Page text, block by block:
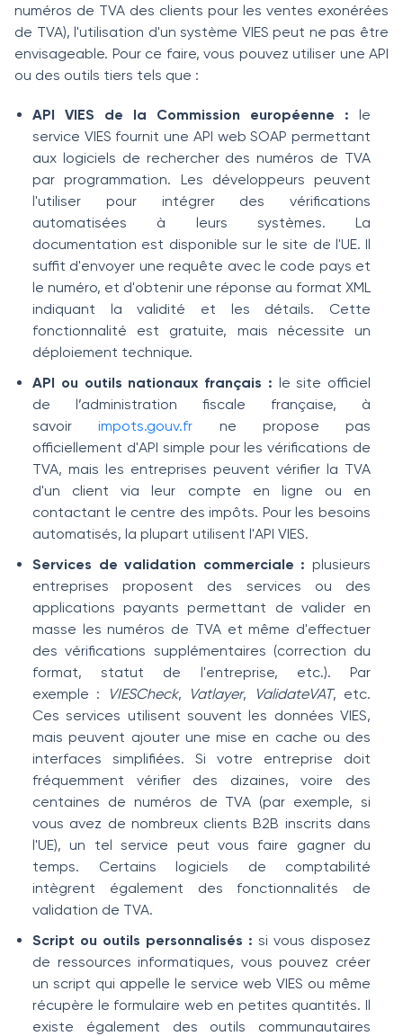
numéros de TVA des clients pour les ventes exonérées
de TVA), l'utilisation d'un système VIES peut ne pas être
envisageable. Pour ce faire, vous pouvez utiliser une API
ou des outils tiers tels que :
API VIES de la Commission européenne : le
service VIES fournit une API web SOAP permettant
aux logiciels de rechercher des numéros de TVA
par programmation. Les développeurs peuvent
l'utiliser pour intégrer des vérifications
automatisées à leurs systèmes. La
documentation est disponible sur le site de l'UE. Il
suffit d'envoyer une requête avec le code pays et
le numéro, et d'obtenir une réponse au format XML
indiquant la validité et les détails. Cette
fonctionnalité est gratuite, mais nécessite un
déploiement technique.
API ou outils nationaux français : le site officiel
de l’administration fiscale française, à
savoir
impots.gouv.fr ne propose pas
officiellement d'API simple pour les vérifications de
TVA, mais les entreprises peuvent vérifier la TVA
d'un client via leur compte en ligne ou en
contactant le centre des impôts. Pour les besoins
automatisés, la plupart utilisent l'API VIES.
Services de validation commerciale : plusieurs
entreprises proposent des services ou des
applications payants permettant de valider en
masse les numéros de TVA et même d'effectuer
des vérifications supplémentaires (correction du
format, statut de l'entreprise, etc.). Par
exemple :
VIESCheck, Vatlayer, ValidateVAT, etc.
Ces services utilisent souvent les données VIES,
mais peuvent ajouter une mise en cache ou des
interfaces simplifiées. Si votre entreprise doit
fréquemment vérifier des dizaines, voire des
centaines de numéros de TVA (par exemple, si
vous avez de nombreux clients B2B inscrits dans
l'UE), un tel service peut vous faire gagner du
temps. Certains logiciels de comptabilité
intègrent également des fonctionnalités de
validation de TVA.
Script ou outils personnalisés : si vous disposez
de ressources informatiques, vous pouvez créer
un script qui appelle le service web VIES ou même
récupère le formulaire web en petites quantités. Il
existe également des outils communautaires